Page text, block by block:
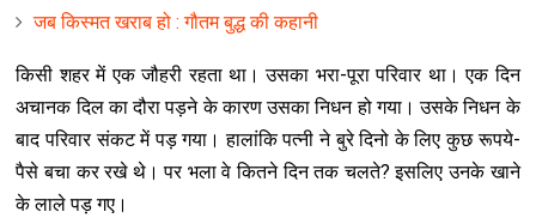
जब किस्मत खराब हो : गौतम बुद्ध की कहानी
किसी शहर में एक जौहरी रहता था। उसका भरा-पूरा परिवार था। एक दिन
अचानक दिल का दौरा पड़ने के कारण उसका निधन हो गया। उसके निधन के
बाद परिवार संकट में पड़ गया। हालांकि पत्नी ने बुरे दिनो के लिए कुछ रूपये-
पैसे बचा कर रखे थे। पर भला वे कितने दिन तक चलते? इसलिए उनके खाने
के लाले पड़ गए।